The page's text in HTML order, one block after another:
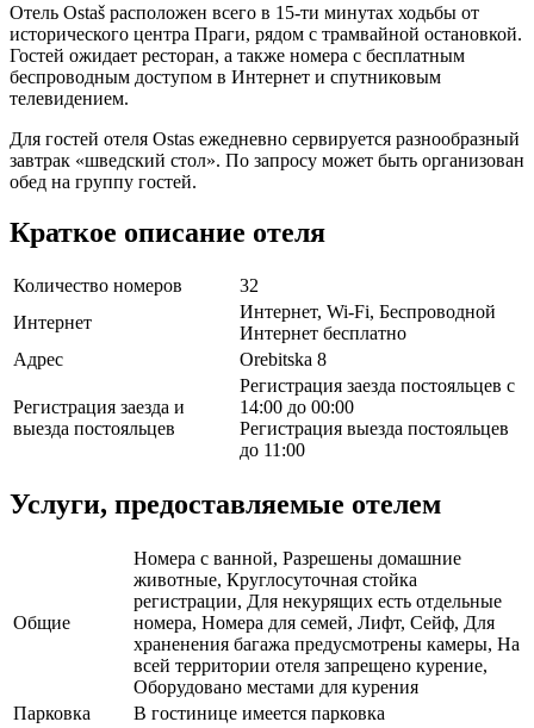
Отель Оstaš расположен всего в 15-ти минутах ходьбы от
исторического центра Праги, рядом с трамвайной остановкой.
Гостей ожидает ресторан, а также номера с бесплатным
беспроводным доступом в Интернет и спутниковым
телевидением.
Для гостей отеля Ostas ежедневно сервируется разнообразный
завтрак «шведский стол». По запросу может быть организован
обед на группу гостей.
Краткое описание отеля
Количество номеров
32
Интернет
Интернет, Wi-Fi, Беспроводной
Интернет бесплатно
Адрес
Orebitska 8
Регистрация заезда и
выезда постояльцев
Регистрация заезда постояльцев с
14:00 до 00:00
Регистрация выезда постояльцев
до 11:00
Услуги, предоставляемые отелем
Общие
Номера с ванной, Разрешены домашние
животные, Круглосуточная стойка
регистрации, Для некурящих есть отдельные
номера, Номера для семей, Лифт, Сейф, Для
храненения багажа предусмотрены камеры, На
всей территории отеля запрещено курение,
Оборудовано местами для курения
Парковка
В гостинице имеется парковка